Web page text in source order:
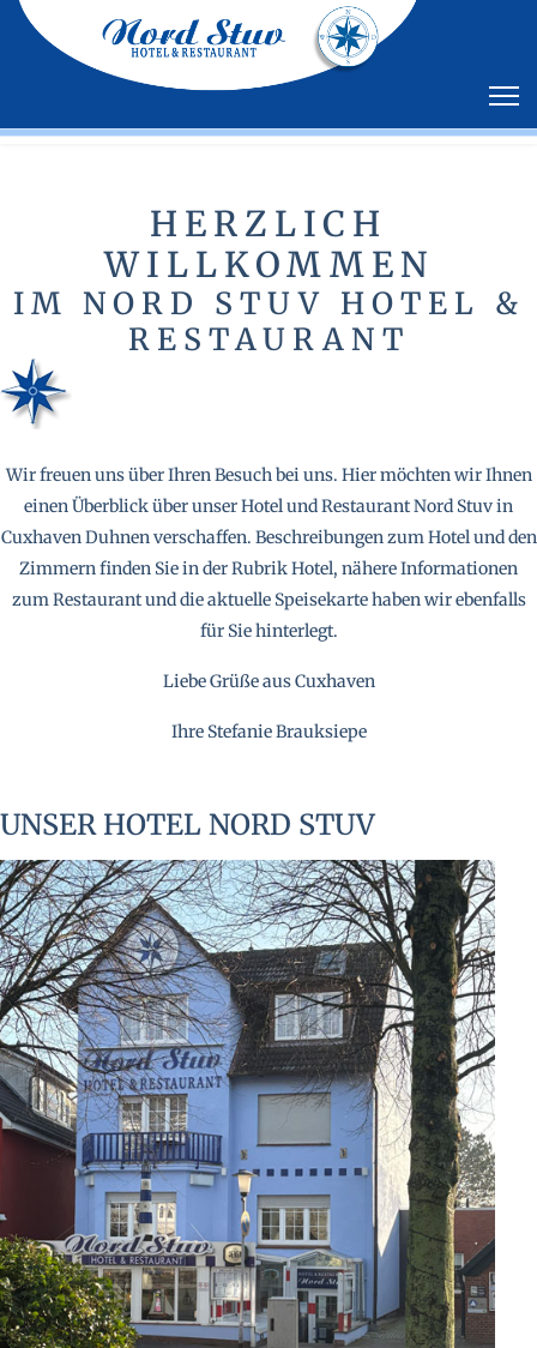
HERZLICH
WILLKOMMEN
IM NORD STUV HOTEL &
RESTAURANT
Wir freuen uns über Ihren Besuch bei uns. Hier möchten wir Ihnen
einen Überblick über unser Hotel und Restaurant Nord Stuv in
Cuxhaven Duhnen verschaffen. Beschreibungen zum Hotel und den
Zimmern finden Sie in der Rubrik Hotel, nähere Informationen
zum Restaurant und die aktuelle Speisekarte haben wir ebenfalls
für Sie hinterlegt.
Liebe Grüße aus Cuxhaven
Ihre Stefanie Brauksiepe
UNSER HOTEL NORD STUV